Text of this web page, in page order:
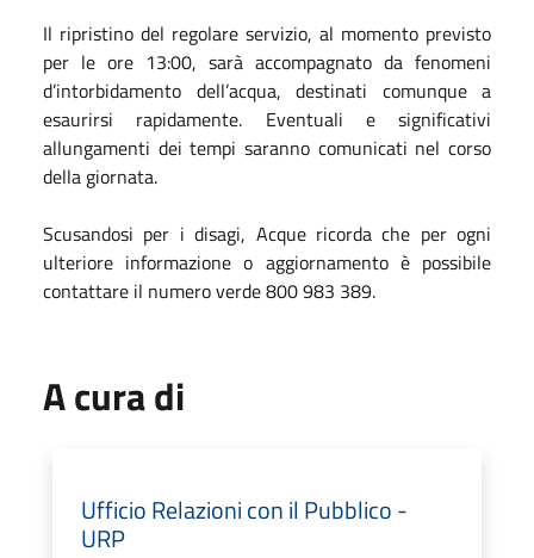
Il ripristino del regolare servizio, al momento previsto
per le ore 13:00, sarà accompagnato da fenomeni
d’intorbidamento dell’acqua, destinati comunque a
esaurirsi rapidamente. Eventuali e significativi
allungamenti dei tempi saranno comunicati nel corso
della giornata.
Scusandosi per i disagi, Acque ricorda che per ogni
ulteriore informazione o aggiornamento è possibile
contattare il numero verde 800 983 389.
A cura di
Ufficio Relazioni con il Pubblico -
URP